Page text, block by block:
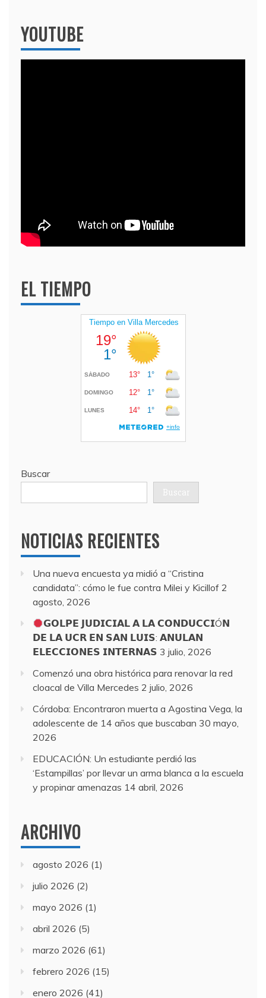
YOUTUBE
EL TIEMPO
Buscar
Buscar
NOTICIAS RECIENTES
Una nueva encuesta ya midió a “Cristina
candidata”: cómo le fue contra Milei y Kicillof 2
agosto, 2026
𝗚𝗢𝗟𝗣𝗘 𝗝𝗨𝗗𝗜𝗖𝗜𝗔𝗟 𝗔 𝗟𝗔 𝗖𝗢𝗡𝗗𝗨𝗖𝗖𝗜Ó𝗡
𝗗𝗘 𝗟𝗔 𝗨𝗖𝗥 𝗘𝗡 𝗦𝗔𝗡 𝗟𝗨𝗜𝗦: 𝗔𝗡𝗨𝗟𝗔𝗡
𝗘𝗟𝗘𝗖𝗖𝗜𝗢𝗡𝗘𝗦 𝗜𝗡𝗧𝗘𝗥𝗡𝗔𝗦 3 julio, 2026
Comenzó una obra histórica para renovar la red
cloacal de Villa Mercedes 2 julio, 2026
Córdoba: Encontraron muerta a Agostina Vega, la
adolescente de 14 años que buscaban 30 mayo,
2026
EDUCACIÓN: Un estudiante perdió las
‘Estampillas’ por llevar un arma blanca a la escuela
y propinar amenazas 14 abril, 2026
ARCHIVO
agosto 2026 (1)
julio 2026 (2)
mayo 2026 (1)
abril 2026 (5)
marzo 2026 (61)
febrero 2026 (15)
enero 2026 (41)